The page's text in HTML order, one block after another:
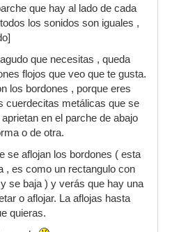
que hay al lado de cada
los sonidos son iguales ,
que necesitas , queda
flojos que veo que te gusta.
los bordones , porque eres
cuerdecitas metálicas que se
en el parche de abajo
o de otra.
se aflojan los bordones ( esta
, es como un rectangulo con
se baja ) y verás que hay una
o aflojar. La aflojas hasta
quieras.